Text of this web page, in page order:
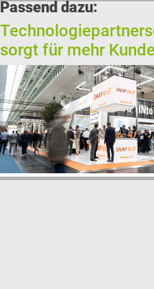
Passend dazu:
sorgt für mehr